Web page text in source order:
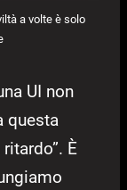
a volte è solo
UI non
questa
È